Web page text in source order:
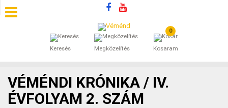
Keresés Megközelítés
0
Kosaram
SZÁLLÁSOK
ÁLTALÁNOS SZERZŐDÉSI FELTÉTELEK
VÉMÉNDI KRÓNIKA / IV.
ÉVFOLYAM 2. SZÁM